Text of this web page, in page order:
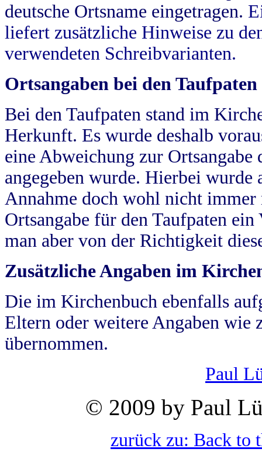
deutsche Ortsname eingetragen.
liefert zusätzliche Hinweise zu
verwendeten Schreibvarianten.
Ortsangaben bei den Taufpaten
Bei den Taufpaten stand im
Herkunft. Es wurde deshalb
eine Abweichung zur
angegeben wurde. Hierbei wurde
Annahme doch wohl nicht
Ortsangabe für den Taufpaten
man aber von der Richtigkeit
Zusätzliche Angaben im
Die im Kirchenbuch ebenfalls
Eltern oder weitere Angaben wie
übernommen.
Paul
© 2009 by Paul
zurück zu: Back to